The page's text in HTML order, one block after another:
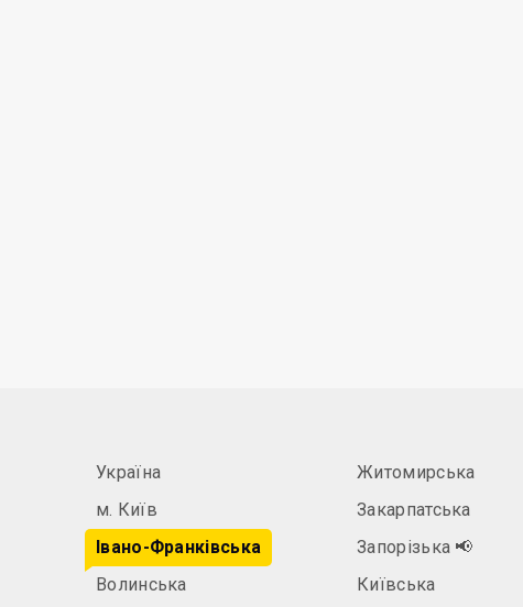
Україна
м. Київ
Івано-Франківська
Волинська
Житомирська
Закарпатська
Запорізька 📢
Київська